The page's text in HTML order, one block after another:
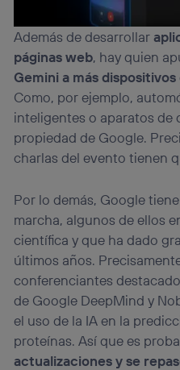
Además de desarrollar
páginas web, hay quien
Gemini a más dispositivos
Como, por ejemplo,
inteligentes o aparatos de
propiedad de Google.
charlas del evento tienen
Por lo demás, Google
marcha, algunos de ellos
científica y que ha dado
últimos años.
conferenciantes
de Google DeepMind y
el uso de la IA en la
proteínas. Así que es
actualizaciones y se